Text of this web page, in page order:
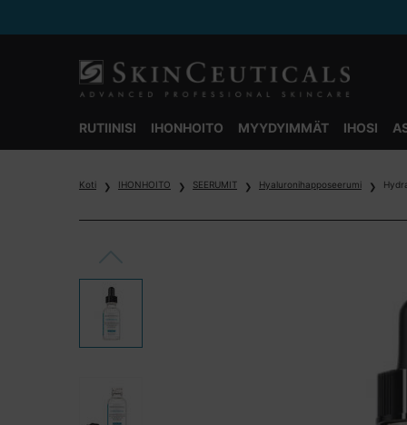
RUTIINISI IHONHOITO MYYDYIMMÄT IHOSI
Koti IHONHOITO SEERUMIT Hyaluronihapposeerumi